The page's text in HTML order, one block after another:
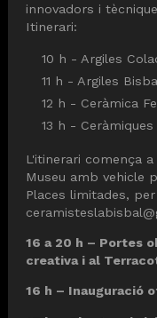
innovadors i
Itinerari:
10 h - Argiles
11 h - Argiles
12 h - Ceràmica
13 h -
L'itinerari comença
Museu amb vehicle
Places limitades,
16 a 20 h – Portes
creativa i al
16 h – Inauguració